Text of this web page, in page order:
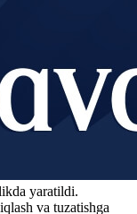
yaratildi.
va tuzatishga